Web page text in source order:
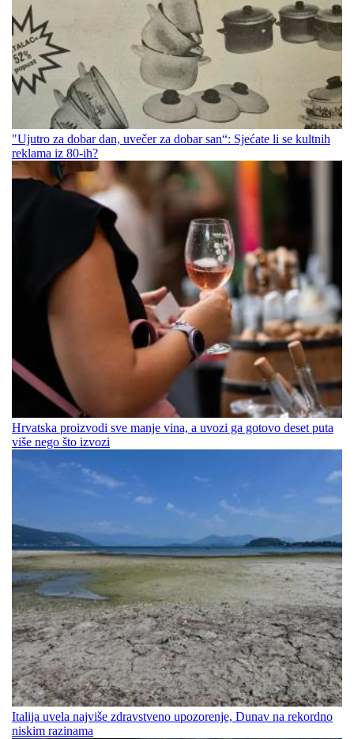
"Ujutro za dobar dan, uvečer za dobar san“: Sjećate li se kultnih
reklama iz 80-ih?
Hrvatska proizvodi sve manje vina, a uvozi ga gotovo deset puta
više nego što izvozi
Italija uvela najviše zdravstveno upozorenje, Dunav na rekordno
niskim razinama